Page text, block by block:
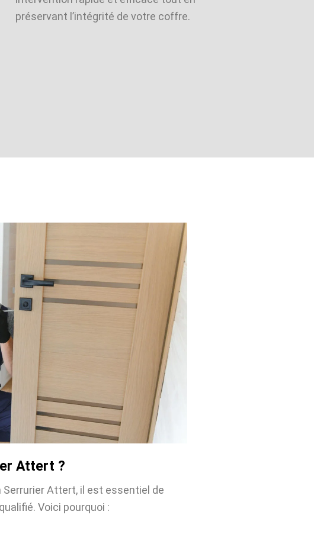
préservant l’intégrité de votre coffre.
Attert ?
Serrurier Attert, il est essentiel de
Voici pourquoi :